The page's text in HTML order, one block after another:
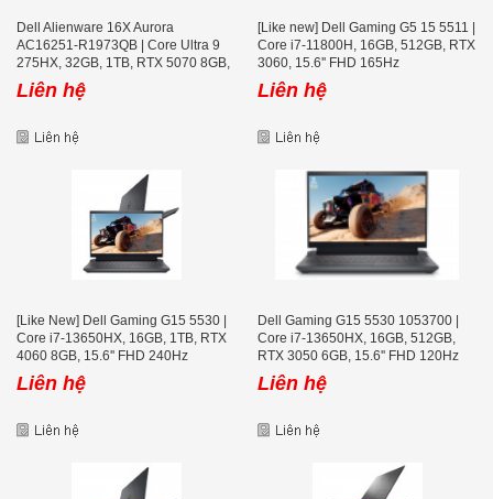
Dell Alienware 16X Aurora
AC16251-R1973QB | Core Ultra 9
275HX, 32GB, 1TB, RTX 5070 8GB,
16 icnh 2K+ 240Hz
Liên hệ
[Like new] Dell Gaming G5 15 5511 |
Core i7-11800H, 16GB, 512GB, RTX
3060, 15.6'' FHD 165Hz
Liên hệ
[Like New] Dell Gaming G15 5530 |
Core i7-13650HX, 16GB, 1TB, RTX
4060 8GB, 15.6'' FHD 240Hz
Liên hệ
Dell Gaming G15 5530 1053700 |
Core i7-13650HX, 16GB, 512GB,
RTX 3050 6GB, 15.6'' FHD 120Hz
Liên hệ